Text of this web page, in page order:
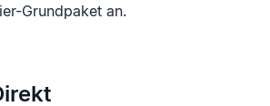
Grundpaket an.